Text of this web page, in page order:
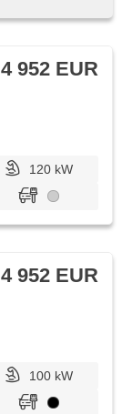
4 952 EUR
120 kW
4 952 EUR
100 kW